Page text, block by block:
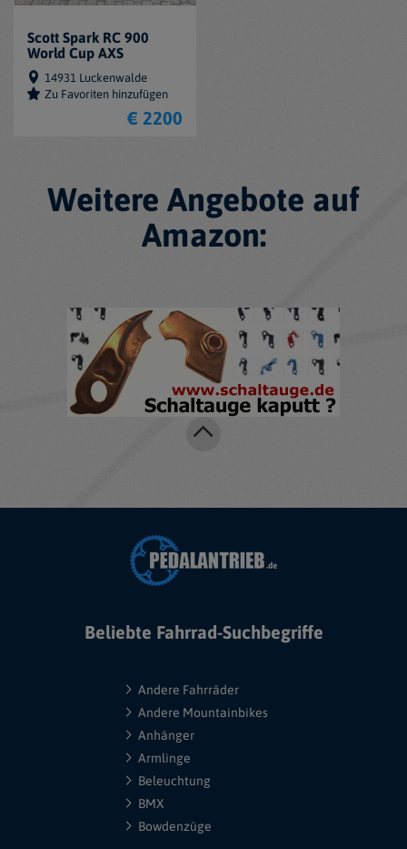
Scott Spark RC 900
World Cup AXS
14931 Luckenwalde
Zu Favoriten hinzufügen
€ 2200
Weitere Angebote auf
Amazon:
Beliebte Fahrrad-Suchbegriffe
Andere Fahrräder
Andere Mountainbikes
Anhänger
Armlinge
Beleuchtung
BMX
Bowdenzüge